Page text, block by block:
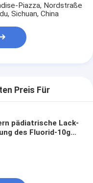
Piazza, Nordstraße
Sichuan, China
Preis Für
pädiatrische Lack-
des Fluorid-10g